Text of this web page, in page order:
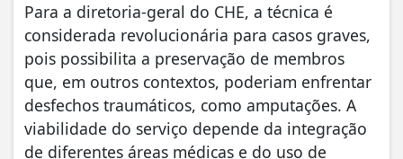
​Para a diretoria-geral do CHE, a técnica é
considerada revolucionária para casos graves,
pois possibilita a preservação de membros
que, em outros contextos, poderiam enfrentar
desfechos traumáticos, como amputações. A
viabilidade do serviço depende da integração
de diferentes áreas médicas e do uso de